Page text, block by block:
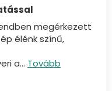
megérkezett
élénk színű,
a... Tovább